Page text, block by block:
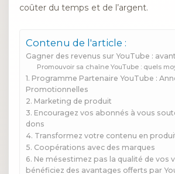
coûter du temps et de l’argent.
Contenu de l'article :
Gagner des revenus sur YouTube :
Promouvoir sa chaîne YouTube : quels
1. Programme Partenaire YouTube :
Promotionnelles
2. Marketing de produit
3. Encouragez vos abonnés à vous
dons
4. Transformez votre contenu en
5. Coopérations avec des marques
6. Ne mésestimez pas la qualité de vos
bénéficiez des avantages offerts par